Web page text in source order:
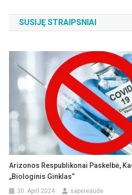
SUSIJĘ STRAIPSNIAI
Arizonos Respublikonai Paskelbė,
„biologinis Ginklas“
30. April 2024 sapereaude